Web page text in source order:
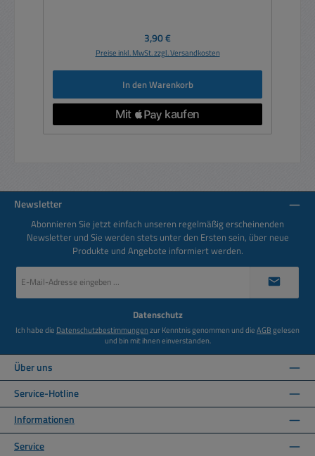
Regulärer Preis:
3,90 €
Preise inkl. MwSt. zzgl. Versandkosten
In den Warenkorb
Newsletter
Abonnieren Sie jetzt einfach unseren regelmäßig erscheinenden
Newsletter und Sie werden stets unter den Ersten sein, über neue
Produkte und Angebote informiert werden.
Mail-
Datenschutz
Ich habe die Datenschutzbestimmungenzur Kenntnis genommen und dieAGBgelesen
und bin mit ihnen einverstanden.
Über uns
Service-Hotline
Informationen
Service